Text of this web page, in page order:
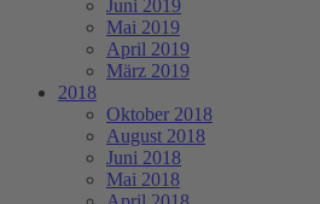
Juni 2019
Mai 2019
April 2019
März 2019
2018
Oktober 2018
August 2018
Juni 2018
Mai 2018